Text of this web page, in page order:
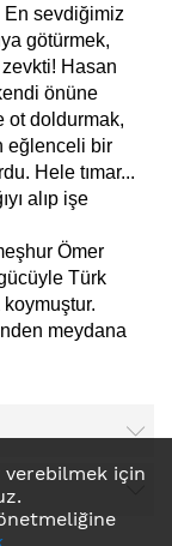
için
En sevdiğimiz
götürmek,
zevkti! Hasan
önüne
ot doldurmak,
eğlenceli bir
Hele tımar...
alıp işe
Ömer
Türk
meydana